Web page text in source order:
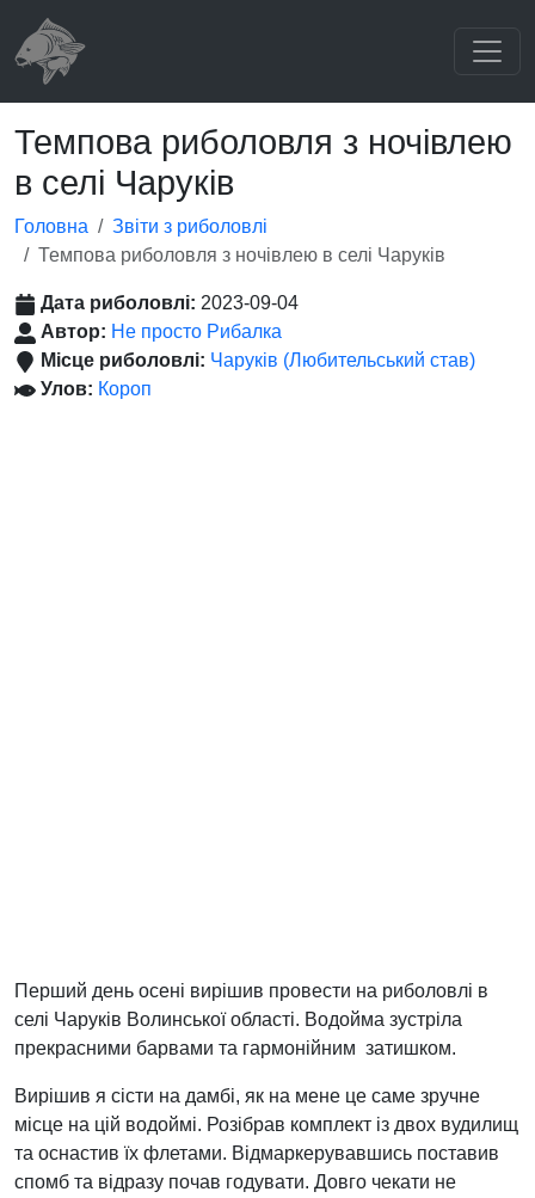
Темпова риболовля з ночівлею
в селі Чаруків
Головна
Звіти з риболовлі
Темпова риболовля з ночівлею в селі Чаруків
Дата риболовлі: 2023-09-04
Автор: Не просто Рибалка
Місце риболовлі: Чаруків (Любительський став)
Улов: Короп
Перший день осені вирішив провести на риболовлі в
селі Чаруків Волинської області. Водойма зустріла
прекрасними барвами та гармонійним затишком.
Вирішив я сісти на дамбі, як на мене це саме зручне
місце на цій водоймі. Розібрав комплект із двох вудилищ
та оснастив їх флетами. Відмаркерувавшись поставив
спомб та відразу почав годувати. Довго чекати не